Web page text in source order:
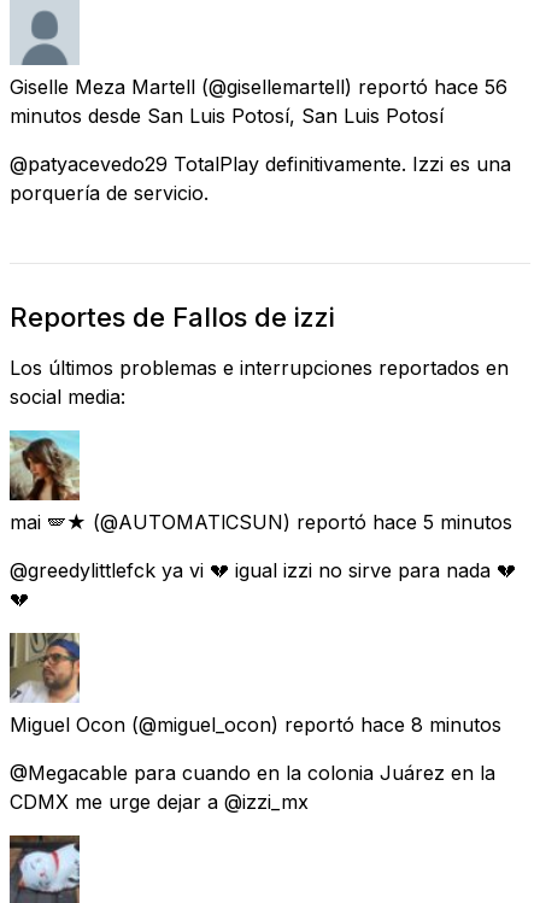
Giselle Meza Martell (@gisellemartell) reportó hace 56
minutos desde San Luis Potosí, San Luis Potosí
@patyacevedo29 TotalPlay definitivamente. Izzi es una
porquería de servicio.
Reportes de Fallos de izzi
Los últimos problemas e interrupciones reportados en
social media:
mai 🪽★ (@AUTOMATlCSUN) reportó hace 5 minutos
@greedylittlefck ya vi 💔 igual izzi no sirve para nada 💔
💔
Miguel Ocon (@miguel_ocon) reportó hace 8 minutos
@Megacable para cuando en la colonia Juárez en la
CDMX me urge dejar a @izzi_mx